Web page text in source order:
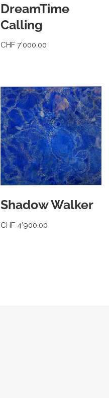
DreamTime
Calling
CHF 7'000.00
Shadow Walker
CHF 4'900.00